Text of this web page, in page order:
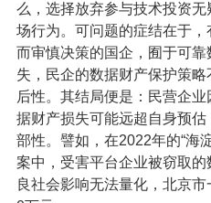
么，选择放弃参与技术投资
场行为。可问题的症结在于
而审慎决策的国企，囿于可
失，民企的数据财产保护策
后性。其结局便是：民营企
据财产损失可能远超自身预
部性。譬如，在2022年的“海
案中，受害平台企业被窃取
良社会影响无法量化，北京